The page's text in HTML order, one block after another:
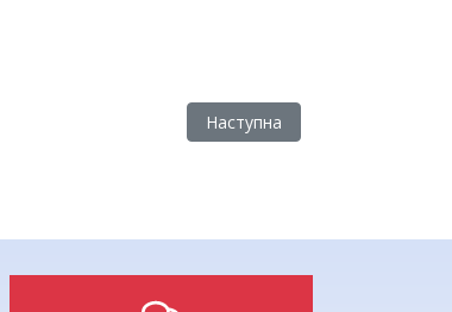
Наступна стаття: Структура
Наступна